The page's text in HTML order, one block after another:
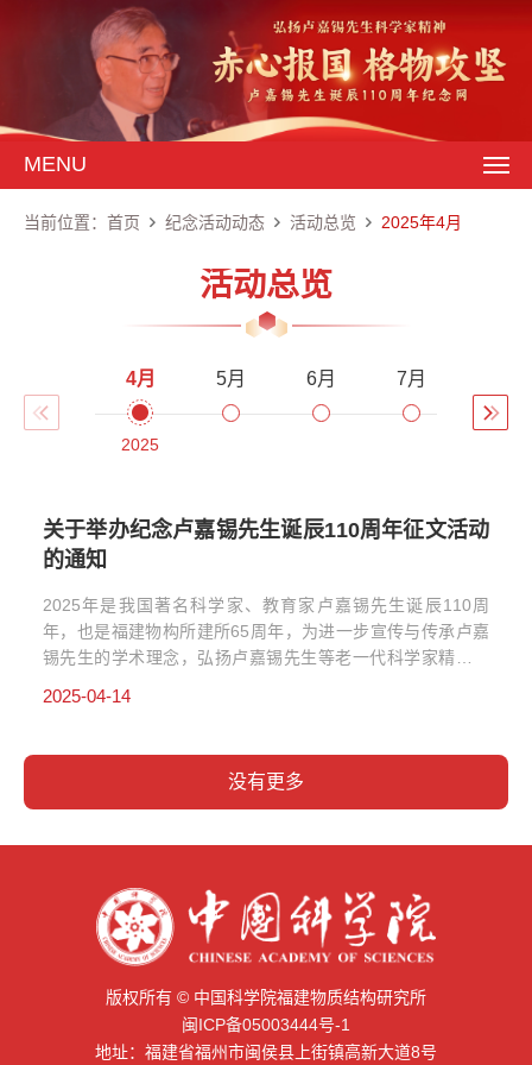
MENU
当前位置： 首页 纪念活动动态 活动总览 2025年4月
活动总览
4月
2025
5月 6月 7月
关于举办纪念卢嘉锡先生诞辰110周年征文活动
的通知
2025年是我国著名科学家、教育家卢嘉锡先生诞辰110周
年，也是福建物构所建所65周年，为进一步宣传与传承卢嘉
锡先生的学术理念，弘扬卢嘉锡先生等老一代科学家精神，
2025-04-14
没有更多
版权所有 © 中国科学院福建物质结构研究所
闽ICP备05003444号-1
地址：福建省福州市闽侯县上街镇高新大道8号